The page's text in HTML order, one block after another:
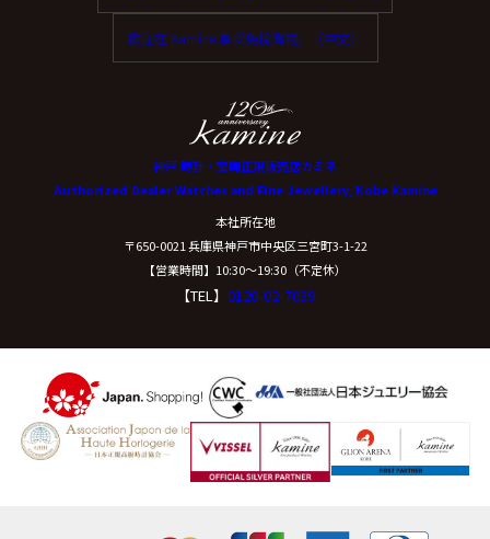
歡迎在 Kamine 享受免稅購物。（中文）
神戸 時計・宝飾正規販売店カミネ
Authorized Dealer Watches and Fine Jewellery, Kobe Kamine
本社所在地
〒650-0021 兵庫県神戸市中央区三宮町3-1-22
【営業時間】10:30〜19:30（不定休）
【TEL】 0120-02-7039